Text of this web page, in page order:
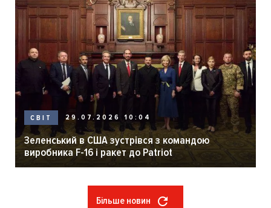
СВІТ 29.07.2026 10:04
Зеленський в США зустрівся з командою
виробника F-16 і ракет до Patriot
Більше новин